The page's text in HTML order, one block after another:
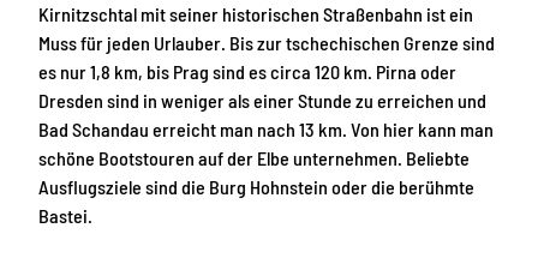
Kirnitzschtal mit seiner historischen Straßenbahn ist ein
Muss für jeden Urlauber. Bis zur tschechischen Grenze sind
es nur 1,8 km, bis Prag sind es circa 120 km. Pirna oder
Dresden sind in weniger als einer Stunde zu erreichen und
Bad Schandau erreicht man nach 13 km. Von hier kann man
schöne Bootstouren auf der Elbe unternehmen. Beliebte
Ausflugsziele sind die Burg Hohnstein oder die berühmte
Bastei.